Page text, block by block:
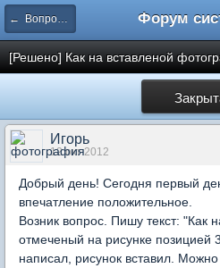
← Вопросы составления тестов
[Решено] Как на вставленой
Игорь
12 окт 2012
Добрый день! Сегодня первый
впечатление положительное.
Возник вопрос. Пишу текст: "Как
отмеченый на рисунке позицией
написал, рисунок вставил.